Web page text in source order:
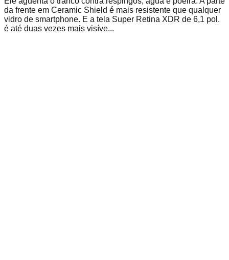
da frente em Ceramic Shield é mais resistente que qualquer
vidro de smartphone. E a tela Super Retina XDR de 6,1 pol.
é até duas vezes mais visíve...